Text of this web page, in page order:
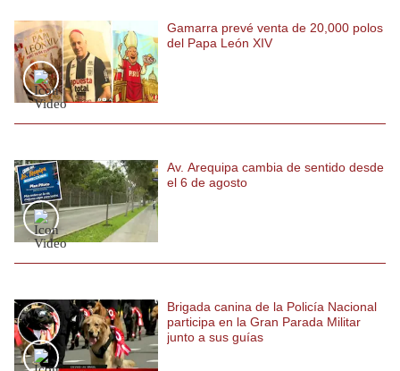
Condiciones
Política
De
Privacidad
Politica
Preguntas
Frecuentes
Gamarra prevé venta de 20,000 polos
del Papa León XIV
Av. Arequipa cambia de sentido desde
el 6 de agosto
Brigada canina de la Policía Nacional
participa en la Gran Parada Militar
junto a sus guías